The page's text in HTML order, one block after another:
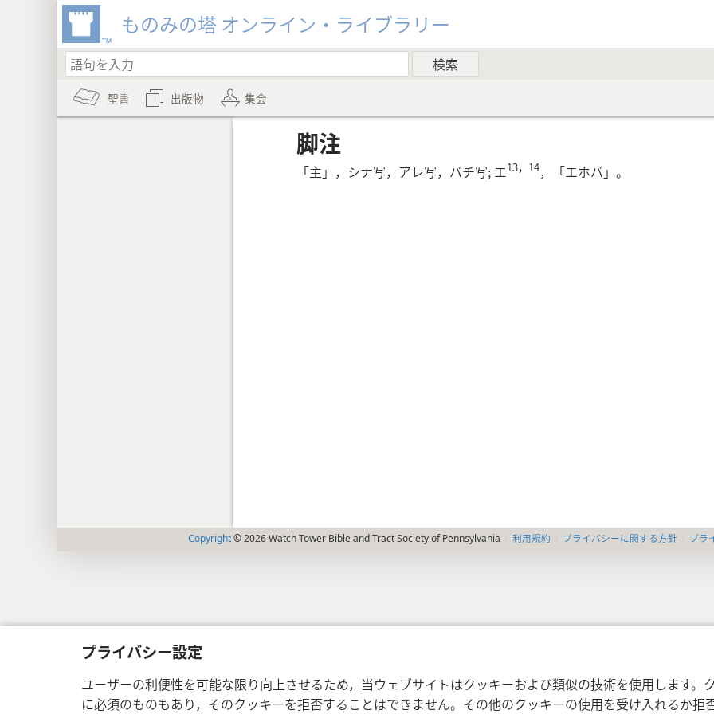
プライバシー設定
ユーザーの利便性を可能な限り向上させるため，当ウェブサイトはクッキーおよび類似の技術を使用します
に必須のものもあり，そのクッキーを拒否することはできません。その他のクッキーの使用を受け入れるか
ものみの塔 オンライン・ライブラリー
聖書 出版物 集会
脚注
「主」，シナ写，アレ写，バチ写; エ13，14，「エホバ」。
Copyright© 2026 Watch Tower Bible and Tract Society of Pennsylvania 利用規約 プライバシーに関する方針 プラ